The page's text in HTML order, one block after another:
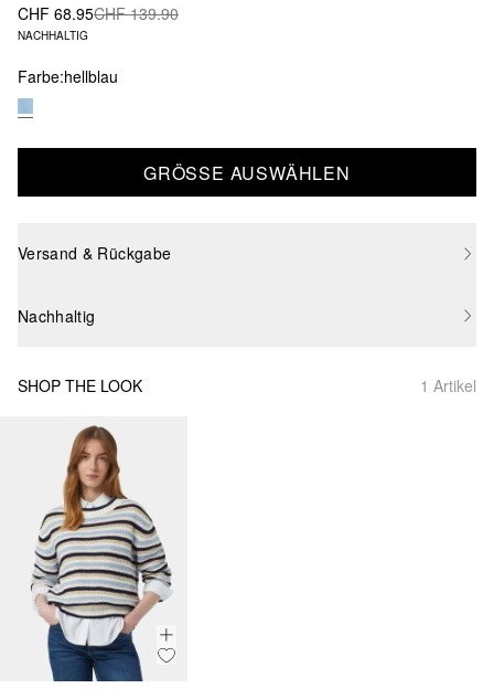
CHF 68.95CHF 139.90
NACHHALTIG
Farbe:hellblau
GRÖSSE AUSWÄHLEN
Versand & Rückgabe
Nachhaltig
SHOP THE LOOK 1 Artikel